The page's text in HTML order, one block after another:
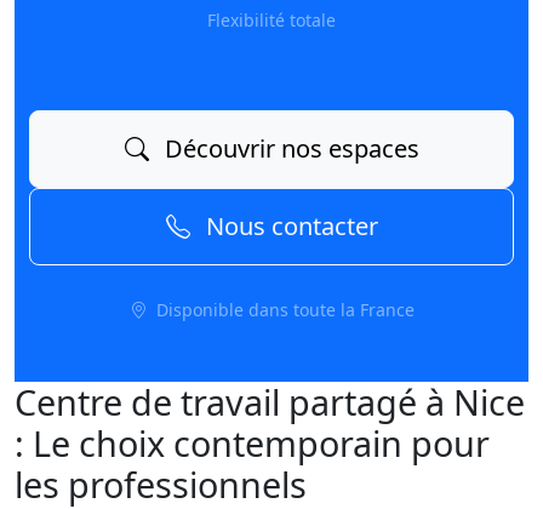
Flexibilité totale
Découvrir nos espaces
Nous contacter
Disponible dans toute la France
Centre de travail partagé à Nice
: Le choix contemporain pour
les professionnels